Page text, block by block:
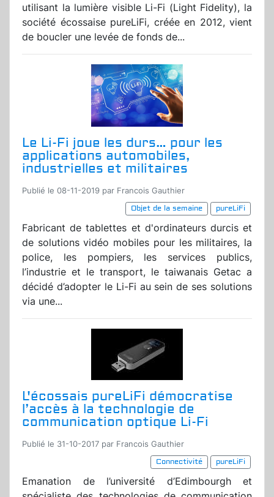
utilisant la lumière visible Li-Fi (Light Fidelity), la
société écossaise pureLiFi, créée en 2012, vient
de boucler une levée de fonds de...
Le Li-Fi joue les durs… pour les
applications automobiles,
industrielles et militaires
Publié le 08-11-2019 par Francois Gauthier
Objet de la semaine
pureLiFi
Fabricant de tablettes et d'ordinateurs durcis et
de solutions vidéo mobiles pour les militaires, la
police, les pompiers, les services publics,
l’industrie et le transport, le taiwanais Getac a
décidé d’adopter le Li-Fi au sein de ses solutions
via une...
L'écossais pureLiFi démocratise
l’accès à la technologie de
communication optique Li-Fi
Publié le 31-10-2017 par Francois Gauthier
Connectivité
pureLiFi
Emanation de l’université d’Edimbourgh et